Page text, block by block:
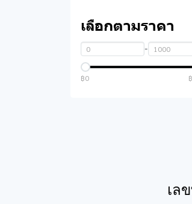
Lemel
ฮาร์ดดิสก์ และ เอส
เอสดี
การ์ดจอ
เครื่องสำรองไฟฟ้
เลือกตามราคา
-
฿0
เล